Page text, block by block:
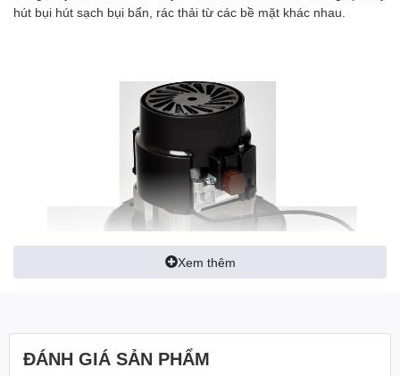
hút bụi hút sạch bụi bẩn, rác thải từ các bề mặt khác nhau.
Xem thêm
ĐÁNH GIÁ SẢN PHẨM